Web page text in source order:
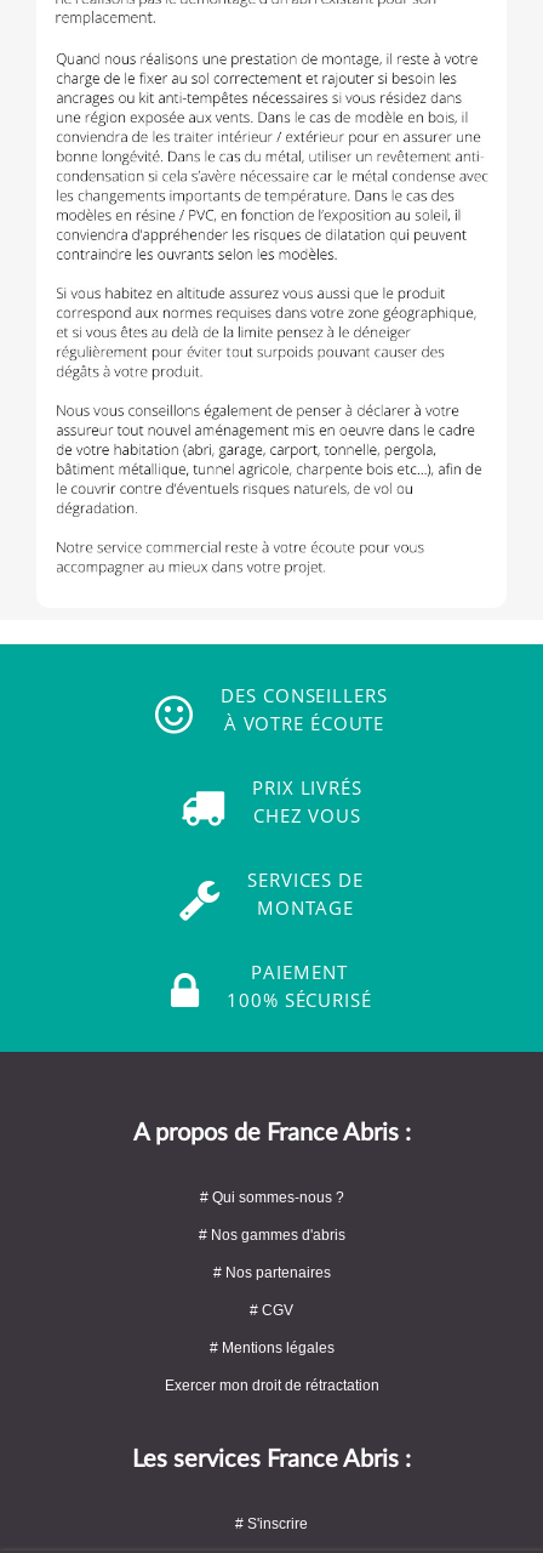
DES CONSEILLERS
À VOTRE ÉCOUTE
PRIX LIVRÉS
CHEZ VOUS
SERVICES DE
MONTAGE
PAIEMENT
100% SÉCURISÉ
A propos de France Abris :
# Qui sommes-nous ?
# Nos gammes d'abris
# Nos partenaires
# CGV
# Mentions légales
Exercer mon droit de rétractation
Les services France Abris :
# S'inscrire